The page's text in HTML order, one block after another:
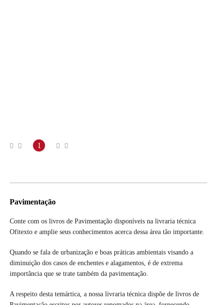
1
Pavimentação
Conte com os livros de Pavimentação disponíveis na livraria técnica
Ofitexto e amplie seus conhecimentos acerca dessa área tão importante.
Quando se fala de urbanização e boas práticas ambientais visando a
diminuição dos casos de enchentes e alagamentos, é de extrema
importância que se trate também da pavimentação.
A respeito desta temártica, a nossa livraria técnica dispõe de livros de